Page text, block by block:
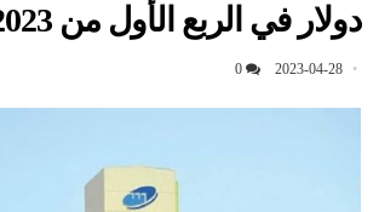
دولار في الربع الأول من 2023
2023-04-28
0